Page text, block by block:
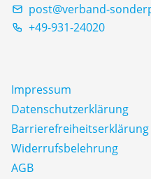
post@verband-
+49-931-24020
Impressum
Datenschutz­erklärung
Barrierefreiheitserklärung
Widerrufsbelehrung
AGB